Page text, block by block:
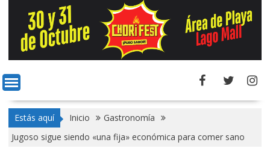
Estás aquí Inicio
Gastronomía
Jugoso sigue siendo «una fija» económica para comer sano